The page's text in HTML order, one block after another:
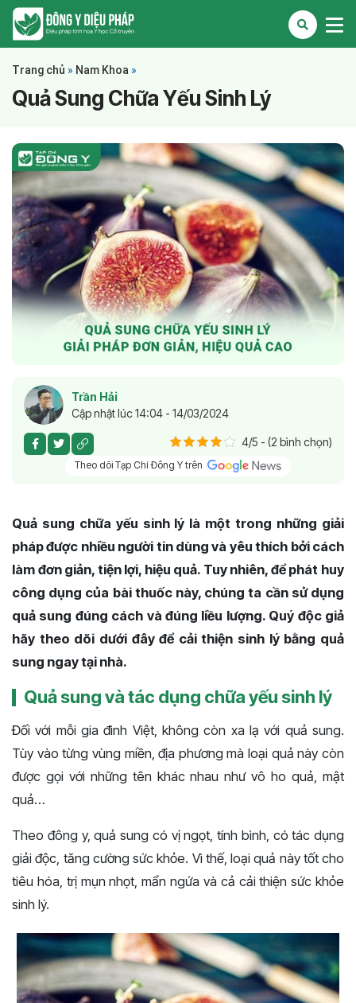
Trang chủ » Nam Khoa »
Quả Sung Chữa Yếu Sinh Lý
Trần Hải
Cập nhật lúc 14:04 - 14/03/2024
4/5 - (2 bình chọn)
Theo dõi Tạp Chí Đông Y trên
Quả sung chữa yếu sinh lý là một trong những giải
pháp được nhiều người tin dùng và yêu thích bởi cách
làm đơn giản, tiện lợi, hiệu quả. Tuy nhiên, để phát huy
công dụng của bài thuốc này, chúng ta cần sử dụng
quả sung đúng cách và đúng liều lượng. Quý độc giả
hãy theo dõi dưới đây để cải thiện sinh lý bằng quả
sung ngay tại nhà.
Quả sung và tác dụng chữa yếu sinh lý
Đối với mỗi gia đình Việt, không còn xa lạ với quả sung.
Tùy vào từng vùng miền, địa phương mà loại quả này còn
được gọi với những tên khác nhau như vô ho quả, mật
quả…
Theo đông y, quả sung có vị ngọt, tính bình, có tác dụng
giải độc, tăng cường sức khỏe. Vì thế, loại quả này tốt cho
tiêu hóa, trị mụn nhọt, mẩn ngứa và cả cải thiện sức khỏe
sinh lý.